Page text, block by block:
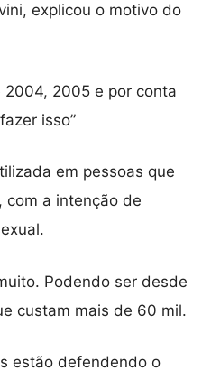
explicou o motivo do
2004, 2005 e por conta
isso”
em pessoas que
com a intenção de
Podendo ser desde
custam mais de 60 mil.
estão defendendo o